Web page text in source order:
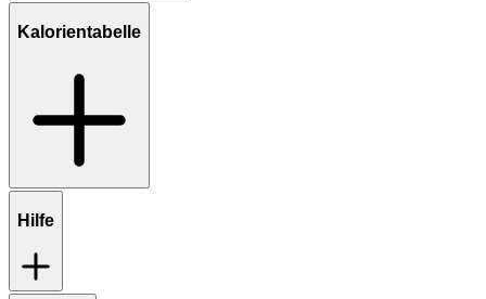
Kalorientabelle
Hilfe